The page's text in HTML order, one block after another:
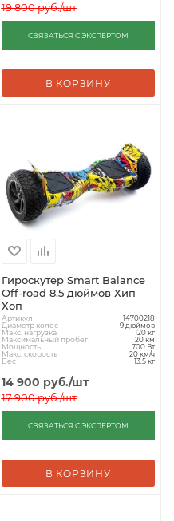
19 800руб./шт
СВЯЗАТЬСЯ С ЭКСПЕРТОМ
В КОРЗИНУ
Гироскутер Smart Balance
Off-road 8.5 дюймов Хип
Хоп
Артикул 14700218
Диаметр колес 9 дюймов
Макс. нагрузка 120 кг
Максимальный пробег 20 км
Мощность 700 Вт
Макс. скорость 20 км/ч
Вес 13.5 кг
14 900 руб./шт
17 900руб./шт
СВЯЗАТЬСЯ С ЭКСПЕРТОМ
В КОРЗИНУ